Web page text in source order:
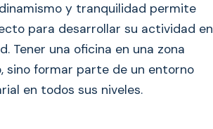
y tranquilidad permite
para desarrollar su actividad en
Tener una oficina en una zona
sino formar parte de un entorno
en todos sus niveles.